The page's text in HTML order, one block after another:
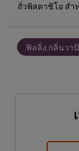
ถั่วพิสตาชิโอ สำ
ฟิลลิ่ง กลิ่นวา